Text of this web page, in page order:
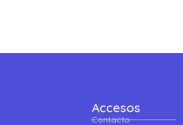
Accesos
Contacto